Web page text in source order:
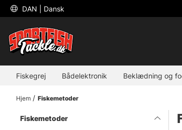
DAN | Dansk
Fiskegrej Bådelektronik Beklædning og
Hjem Fiskemetoder
Fiskemetoder